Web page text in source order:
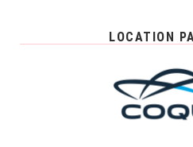
LOCATION